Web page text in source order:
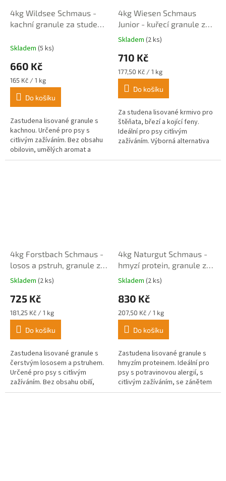
4kg Wildsee Schmaus -
kachní granule za studena
Skladem (5 ks)
660 Kč
Měrná
cena:
165 Kč / 1 kg
Do košíku
Zastudena lisované granule s
kachnou. Určené pro psy s
citlivým zažíváním. Bez obsahu
obilovin, umělých aromat a
konzervačních látek.
4kg Wiesen Schmaus
Junior - kuřecí granule za
studena lisované
Průměrné
produktu
je
4,5
5
hvězdiček.
Skladem (2 ks)
710 Kč
Měrná
cena:
177,50 Kč / 1 kg
Do košíku
Za studena lisované krmivo pro
štěňata, březí a kojící feny.
Ideální pro psy citlivým
zažíváním. Výborná alternativa
kukuřice, sóji, soli...
4kg Forstbach Schmaus -
losos a pstruh, granule za
studena lisované
Průměrné
produktu
je
4,3
5
hvězdiček.
Skladem (2 ks)
725 Kč
Měrná
cena:
181,25 Kč / 1 kg
Do košíku
Zastudena lisované granule s
čerstvým lososem a pstruhem.
Určené pro psy s citlivým
zažíváním. Bez obsahu obilí,
kukuřice, sóji, soli a chemické
4kg Naturgut Schmaus -
hmyzí protein, granule za
studena lisované
Průměrné
produktu
je
4,3
5
hvězdiček.
Skladem (2 ks)
830 Kč
Měrná
cena:
207,50 Kč / 1 kg
Do košíku
Zastudena lisované granule s
hmyzím proteinem. Ideální pro
psy s potravinovou alergií, s
citlivým zažíváním, se zánětem
slinivky, nebo s kožními